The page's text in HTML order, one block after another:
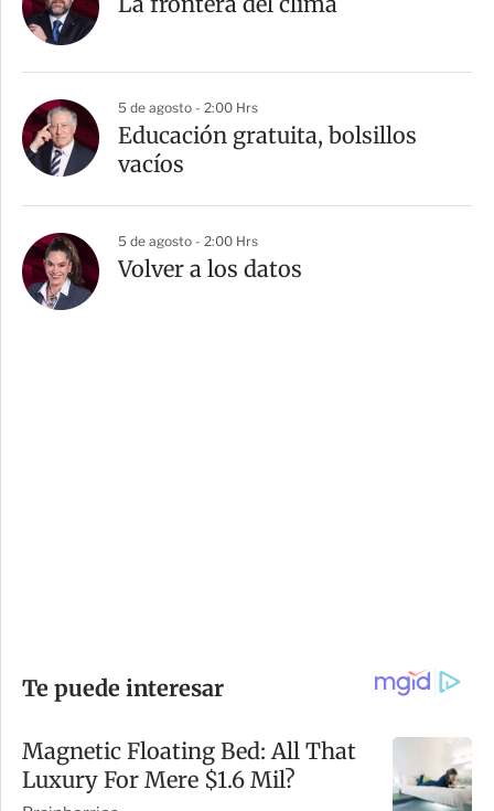
5 de agosto - 2:00 Hrs
Educación gratuita, bolsillos
vacíos
5 de agosto - 2:00 Hrs
Volver a los datos